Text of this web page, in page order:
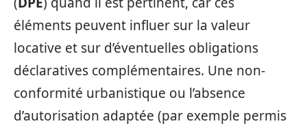
éléments peuvent influer sur la valeur
locative et sur d’éventuelles obligations
déclaratives complémentaires. Une non-
conformité urbanistique ou l’absence
d’autorisation adaptée (par exemple permis